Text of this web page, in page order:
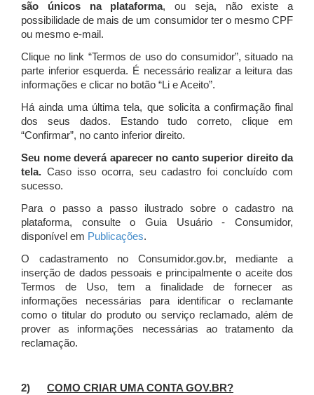
são únicos na plataforma, ou seja, não existe a
possibilidade de mais de um consumidor ter o mesmo CPF
ou mesmo e-mail.
Clique no link “Termos de uso do consumidor”, situado na
parte inferior esquerda. É necessário realizar a leitura das
informações e clicar no botão “Li e Aceito”.
Há ainda uma última tela, que solicita a confirmação final
dos seus dados. Estando tudo correto, clique em
“Confirmar”, no canto inferior direito.
Seu nome deverá aparecer no canto superior direito da
tela. Caso isso ocorra, seu cadastro foi concluído com
sucesso.
Para o passo a passo ilustrado sobre o cadastro na
plataforma, consulte o Guia Usuário - Consumidor,
disponível em Publicações.
O cadastramento no Consumidor.gov.br, mediante a
inserção de dados pessoais e principalmente o aceite dos
Termos de Uso, tem a finalidade de fornecer as
informações necessárias para identificar o reclamante
como o titular do produto ou serviço reclamado, além de
prover as informações necessárias ao tratamento da
reclamação.
2) COMO CRIAR UMA CONTA GOV.BR?